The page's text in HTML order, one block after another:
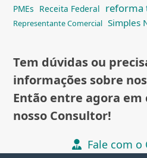
PMEs Receita Federal reforma
Representante Comercial Simples
Tem dúvidas ou
informações sobre
Então entre agora em
nosso Consultor!
Fale com